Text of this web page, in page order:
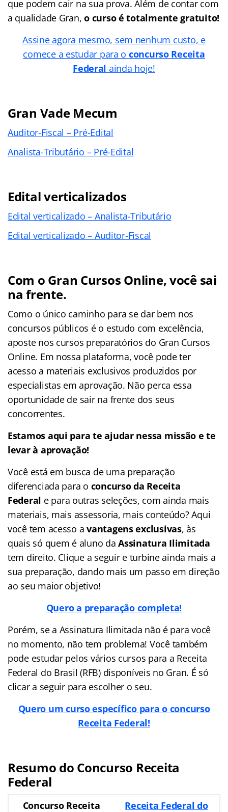
que podem cair na sua prova. Além de contar com
a qualidade Gran, o curso é totalmente gratuito!
Assine agora mesmo, sem nenhum custo, e
comece a estudar para o concurso Receita
Federal ainda hoje!
Gran Vade Mecum
Auditor-Fiscal – Pré-Edital
Analista-Tributário – Pré-Edital
Edital verticalizados
Edital verticalizado – Analista-Tributário
Edital verticalizado – Auditor-Fiscal
Com o Gran Cursos Online, você sai
na frente.
Como o único caminho para se dar bem nos
concursos públicos é o estudo com excelência,
aposte nos cursos preparatórios do Gran Cursos
Online. Em nossa plataforma, você pode ter
acesso a materiais exclusivos produzidos por
especialistas em aprovação. Não perca essa
oportunidade de sair na frente dos seus
concorrentes.
Estamos aqui para te ajudar nessa missão e te
levar à aprovação!
Você está em busca de uma preparação
diferenciada para o concurso da Receita
Federal epara outras seleções, com ainda mais
materiais, mais assessoria, mais conteúdo? Aqui
você tem acesso avantagens exclusivas, às
quais só quem é aluno daAssinatura Ilimitada
tem direito. Clique a seguir e turbine ainda mais a
sua preparação, dando mais um passo em direção
ao seu maior objetivo!
Quero a preparação completa!
Porém, se a Assinatura Ilimitada não é para você
no momento, não tem problema! Você também
pode estudar pelos vários cursos para a Receita
Federal do Brasil (RFB) disponíveis no Gran. É só
clicar a seguir para escolher o seu.
Quero um curso específico para o concurso
Receita Federal!
Resumo do Concurso Receita
Federal
Concurso Receita
Receita Federal do